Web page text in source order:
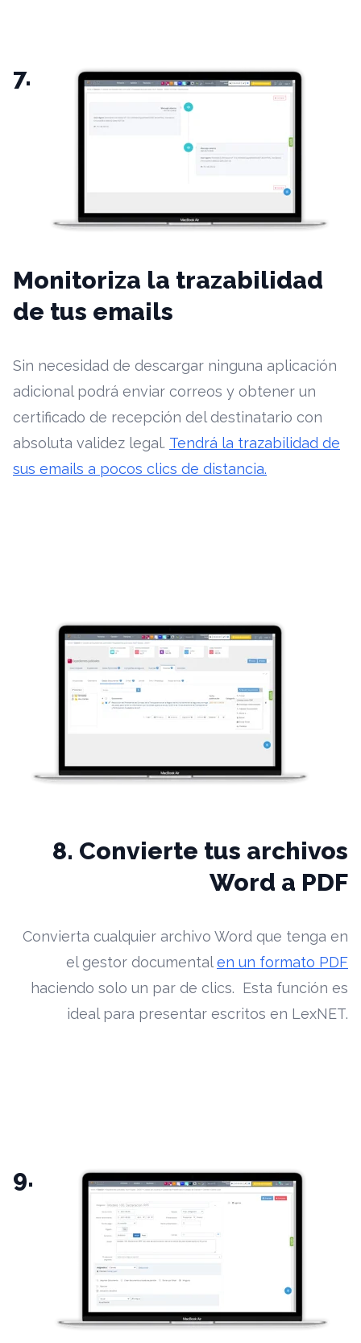
7.
Monitoriza la trazabilidad
de tus emails
Sin necesidad de descargar ninguna aplicación
adicional podrá enviar correos y obtener un
certificado de recepción del destinatario con
absoluta validez legal. Tendrá la trazabilidad de
sus emails a pocos clics de distancia.
8. Convierte tus archivos
Word a PDF
Convierta cualquier archivo Word que tenga en
el gestor documentalen un formato PDF
haciendo solo un par de clics. Esta función es
ideal para presentar escritos en LexNET.
9.